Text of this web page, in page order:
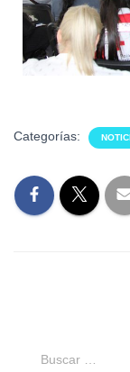
Categorías:
Buscar …